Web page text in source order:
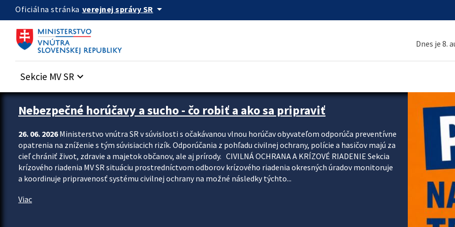
Preskocit na hlavný obsah
Oficiálna stránka verejnej správy SR arrow_drop_down
Dnes je 8.
Sekcie MV SR keyboard_arrow_down
Zastavit automatický posun upútavok
Nebezpečné horúčavy a sucho - čo robiť a ako sa pripraviť
26. 06. 2026Ministerstvo vnútra SR v súvislosti s očakávanou vlnou horúčav obyvateľom odporúča preventívne
opatrenia na zníženie s tým súvisiacich rizík. Odporúčania z pohľadu civilnej ochrany, polície a hasičov majú za
cieľ chrániť život, zdravie a majetok občanov, ale aj prírody. CIVILNÁ OCHRANA A KRÍZOVÉ RIADENIE Sekcia
krízového riadenia MV SR situáciu prostredníctvom odborov krízového riadenia okresných úradov monitoruje
a koordinuje pripravenosť systému civilnej ochrany na možné následky týchto...
Viac